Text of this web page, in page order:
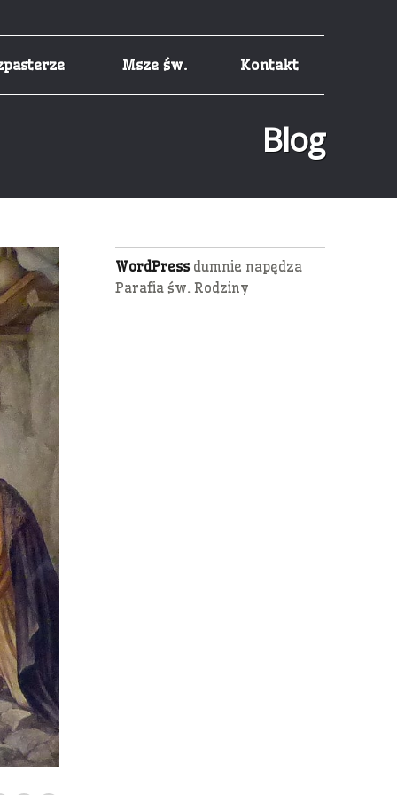
Msze św. Kontakt
Blog
WordPress dumnie napędza
Parafia św. Rodziny